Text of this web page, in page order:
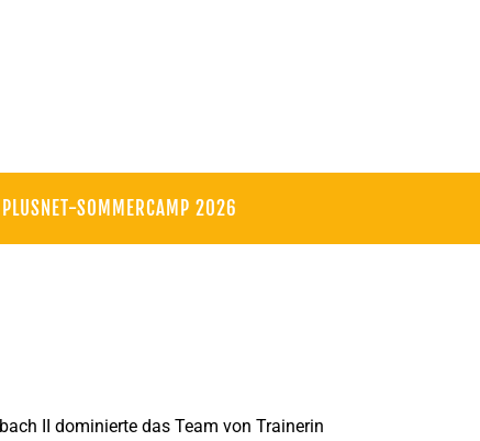
PLUSNET-SOMMERCAMP 2026
II dominierte das Team von Trainerin